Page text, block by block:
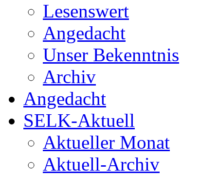
Lesenswert
Angedacht
Unser Bekenntnis
Archiv
Angedacht
SELK-Aktuell
Aktueller Monat
Aktuell-Archiv